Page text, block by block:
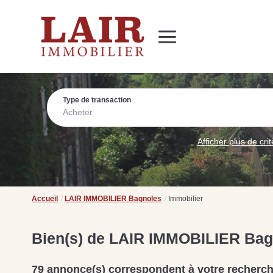
Immobilier
Nous découvrir
Nos services
Contact
Nos actualités
SUIVEZ-NOUS SUR LES RÉSEAUX SOCIAUX
fois à Saint-Pierre-des-
les-
Type de transaction
Acheter
Afficher plus de
Accueil LAIR IMMOBILIER Bagnoles Immobilier
Bien(s) de LAIR IMMOBILIER
79 annonce(s) correspondent à votre